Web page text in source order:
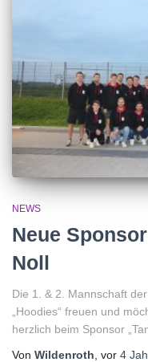
NEWS
Neue
Noll
Die 1. & 2. Mannschaft
„Hoodies“ freuen und
herzlich beim Sponsor
Von Wildenroth , vor 4